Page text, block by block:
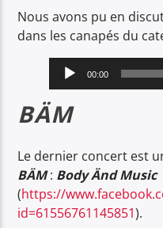
Nous avons pu en
dans les canapés du
Lecteur
audio
00:00
BÄM
Le dernier concert est
BÄM: Body Änd Music
(https://
id=61556761145851).